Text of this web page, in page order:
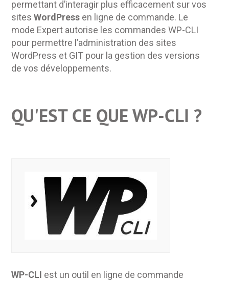
permettant d’interagir plus efficacement sur vos
sitesWordPress en ligne de commande. Le
mode Expert autorise les commandes WP-CLI
pour permettre l’administration des sites
WordPress et GIT pour la gestion des versions
de vos développements.
QU'EST CE QUE WP-CLI ?
WP-CLI est un outil en ligne de commande